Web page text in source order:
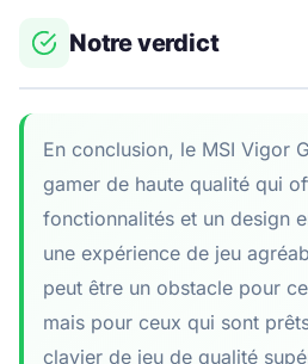
Notre verdict
En conclusion, le MSI Vigor
gamer de haute qualité qui
fonctionnalités et un design
une expérience de jeu
peut être un obstacle pour
mais pour ceux qui sont
clavier de jeu de qualité